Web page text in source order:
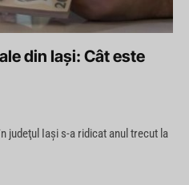
din Iaşi: Cât este
judeţul Iaşi s-a ridicat anul trecut la